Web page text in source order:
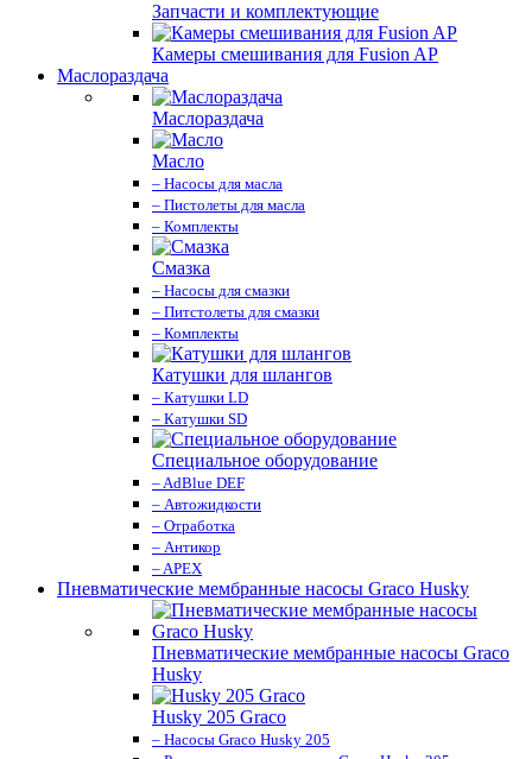
Запчасти и комплектующие
Камеры смешивания для Fusion AP
Маслораздача
Маслораздача
Масло
– Насосы для масла
– Пистолеты для масла
– Комплекты
Смазка
– Насосы для смазки
– Питстолеты для смазки
– Комплекты
Катушки для шлангов
– Катушки LD
– Катушки SD
Специальное оборудование
– AdBlue DEF
– Автожидкости
– Отработка
– Антикор
– APEX
Пневматические мембранные насосы Graco Husky
Пневматические мембранные насосы Graco
Husky
Husky 205 Graco
– Насосы Graco Husky 205